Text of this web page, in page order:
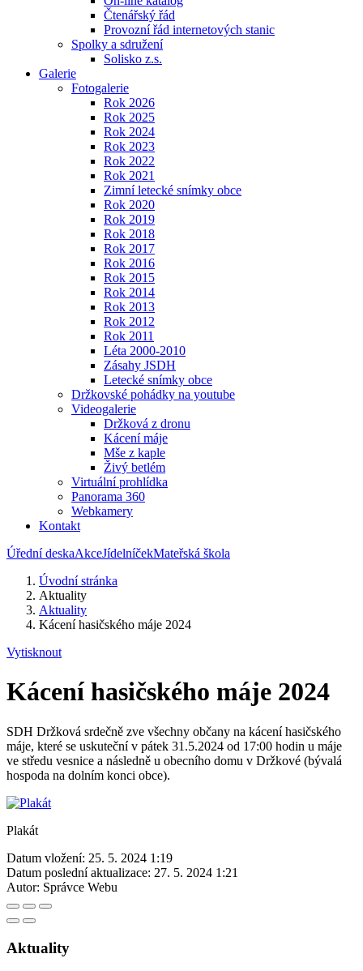
Čtenářský řád
Provozní řád internetových stanic
Spolky a sdružení
Solisko z.s.
Galerie
Fotogalerie
Rok 2026
Rok 2025
Rok 2024
Rok 2023
Rok 2022
Rok 2021
Zimní letecké snímky obce
Rok 2020
Rok 2019
Rok 2018
Rok 2017
Rok 2016
Rok 2015
Rok 2014
Rok 2013
Rok 2012
Rok 2011
Léta 2000-2010
Zásahy JSDH
Letecké snímky obce
Držkovské pohádky na youtube
Videogalerie
Držková z dronu
Kácení máje
Mše z kaple
Živý betlém
Virtuální prohlídka
Panorama 360
Webkamery
Kontakt
Úřední deskaAkceJídelníčekMateřská škola
Úvodní stránka
Aktuality
Aktuality
Kácení hasičského máje 2024
Vytisknout
Kácení hasičského máje 2024
SDH Držková srdečně zve všechny občany na kácení hasičského
máje, které se uskuteční v pátek 31.5.2024 od 17:00 hodin u máje
ve středu vesnice a následně u obecního domu v Držkové (bývalá
hospoda na dolním konci obce).
Plakát
Datum vložení: 25. 5. 2024 1:19
Datum poslední aktualizace: 27. 5. 2024 1:21
Autor: Správce Webu
Aktuality